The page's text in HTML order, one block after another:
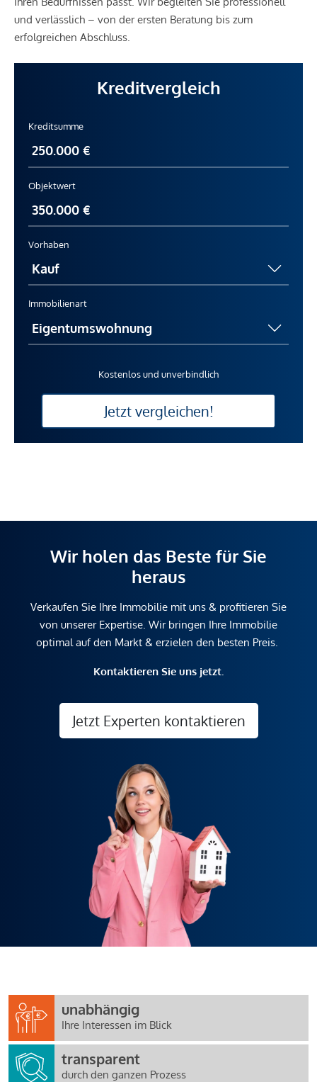
und verlässlich – von der ersten Beratung bis zum
erfolgreichen Abschluss.
Kreditvergleich
Kreditsumme
Objektwert
Vorhaben
Immobilienart
Kostenlos und unverbindlich
Jetzt vergleichen!
Wir holen das Beste für Sie
heraus
Verkaufen Sie Ihre Immobilie mit uns & profitieren Sie
von unserer Expertise. Wir bringen Ihre Immobilie
optimal auf den Markt & erzielen den besten Preis.
Kontaktieren Sie uns jetzt.
Jetzt Experten kontaktieren
unabhängig
Ihre Interessen im Blick
transparent
durch den ganzen Prozess